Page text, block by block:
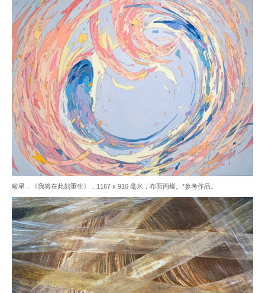
鲛星，《我将在此刻重生》，1167 x 910 毫米，布面丙烯。*参考作品。